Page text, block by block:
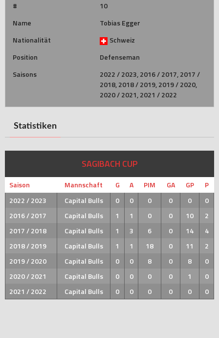
#
10
Name
Tobias Egger
Nationalität
Schweiz
Position
Defenseman
Saisons
2022 / 2023, 2016 / 2017, 2017 /
2018, 2018 / 2019, 2019 / 2020,
2020 / 2021, 2021 / 2022
Statistiken
SAGIBACH CUP
Saison Mannschaft G A PIM GA GP
P
2022 / 2023
Capital Bulls 0 0 0 0 0
0
2016 / 2017
Capital Bulls 1 1 0 0 10
2
2017 / 2018
Capital Bulls 1 3 6 0 14
4
2018 / 2019
Capital Bulls 1 1 18 0 11
2
2019 / 2020
Capital Bulls 0 0 8 0 8
0
2020 / 2021
Capital Bulls 0 0 0 0 1
0
2021 / 2022
Capital Bulls 0 0 0 0 0 0